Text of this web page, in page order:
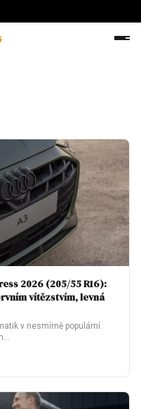
2026 (205/55 R16):
vítězstvím, levná
v nesmírně populární